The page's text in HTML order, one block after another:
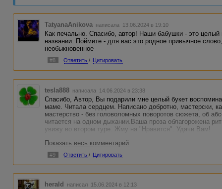
TatyanaAnikova написала 13.06.2024 в 19:10
Как печально. Спасибо, автор! Наши бабушки - это
названии. Поймите - для вас это родное привычное
необыкновенное
#8 Ответить / Цитировать
tesla888 написала 14.06.2024 в 23:38
Спасибо, Автор, Вы подарили мне целый букет
маме. Читала сердцем. Написано добротно, мастерски,
мастерство - без головоломных поворотов сюжета, об
читается на одном дыхании.Ваша проза облагорожена
увижу во втором туре. Жму на "Нравится". Удачи Вам!
Показать весь комментарий
#9 Ответить / Цитировать
herald написал 15.06.2024 в 12:13